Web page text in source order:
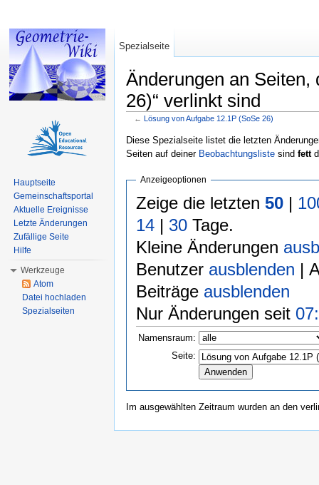
Änderungen an Seiten,
26)“ verlinkt sind
← Lösung von Aufgabe 12.1P (SoSe 26)
Diese Spezialseite listet die letzten
Seiten auf deiner Beobachtungsliste sind fett
Anzeigeoptionen
Zeige die letzten 50|
14| 30Tage.
Kleine Änderungen
Benutzer ausblenden |
Beiträge ausblenden
Nur Änderungen seit
Namensraum:
Seite:
Im ausgewählten Zeitraum wurden an den
Spezialseite
Hauptseite
Gemeinschaftsportal
Aktuelle Ereignisse
Letzte Änderungen
Zufällige Seite
Hilfe
Werkzeuge
Atom
Datei hochladen
Spezialseiten